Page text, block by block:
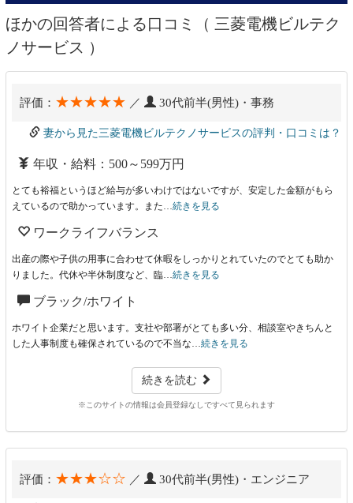
ほかの回答者による口コミ（ 三菱電機ビルテク
ノサービス ）
評価： ★★★★★ ／ 30代前半(男性)・事務
妻から見た三菱電機ビルテクノサービスの評判・口コミは？
年収・給料：500～599万円
とても裕福というほど給与が多いわけではないですが、安定した金額がもら
えているので助かっています。また…続きを見る
ワークライフバランス
出産の際や子供の用事に合わせて休暇をしっかりとれていたのでとても助か
りました。代休や半休制度など、臨…続きを見る
ブラック/ホワイト
ホワイト企業だと思います。支社や部署がとても多い分、相談室やきちんと
した人事制度も確保されているので不当な…続きを見る
続きを読む
※このサイトの情報は会員登録なしですべて見られます
評価： ★★★☆☆ ／ 30代前半(男性)・エンジニア